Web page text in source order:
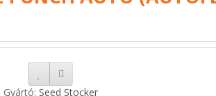
Gyártó: Seed Stocker